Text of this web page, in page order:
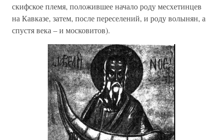
скифское племя, положившее начало роду месхетинцев
на Кавказе, затем, после переселений, и роду волынян, а
спустя века – и московитов).